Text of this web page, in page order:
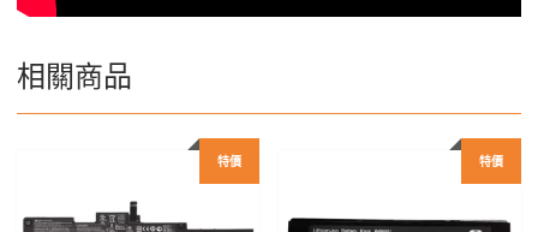
相關商品
特價 特價